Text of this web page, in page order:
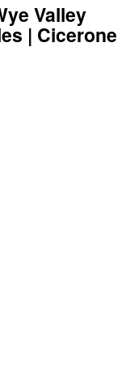
Valley
| Cicerone